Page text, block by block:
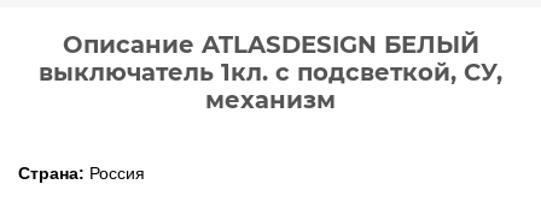
Описание ATLASDESIGN БЕЛЫЙ
выключатель 1кл. с подсветкой, СУ,
механизм
Страна: Россия